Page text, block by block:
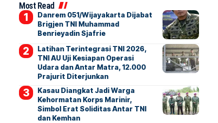
Most Read
Danrem 051/Wijayakarta Dijabat
Brigjen TNI Muhammad
Benrieyadin Sjafrie
Latihan Terintegrasi TNI 2026,
TNI AU Uji Kesiapan Operasi
Udara dan Antar Matra, 12.000
Prajurit Diterjunkan
Kasau Diangkat Jadi Warga
Kehormatan Korps Marinir,
Simbol Erat Soliditas Antar TNI
dan Kemhan